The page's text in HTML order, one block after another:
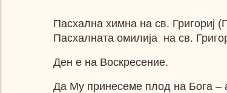
Пасхална химна на св. Григориј
Пасхалната омилија на св.
Ден е на Воскресение.
Да Му принесеме плод на Бога –